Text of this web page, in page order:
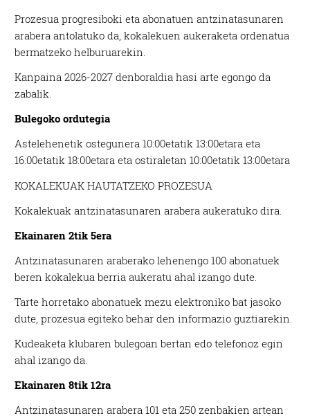
Prozesua progresiboki eta abonatuen antzinatasunaren
arabera antolatuko da, kokalekuen aukeraketa ordenatua
bermatzeko helburuarekin.
Kanpaina 2026-2027 denboraldia hasi arte egongo da
zabalik.
Bulegoko ordutegia
Astelehenetik ostegunera 10:00etatik 13:00etara eta
16:00etatik 18:00etara eta ostiraletan 10:00etatik 13:00etara
KOKALEKUAK HAUTATZEKO PROZESUA
Kokalekuak antzinatasunaren arabera aukeratuko dira.
Ekainaren 2tik 5era
Antzinatasunaren araberako lehenengo 100 abonatuek
beren kokalekua berria aukeratu ahal izango dute.
Tarte horretako abonatuek mezu elektroniko bat jasoko
dute, prozesua egiteko behar den informazio guztiarekin.
Kudeaketa klubaren bulegoan bertan edo telefonoz egin
ahal izango da.
Ekainaren 8tik 12ra
Antzinatasunaren arabera 101 eta 250 zenbakien artean